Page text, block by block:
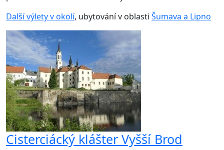
Další výlety v okolí, ubytování v oblasti Šumava a Lipno
Cisterciácký klášter Vyšší Brod